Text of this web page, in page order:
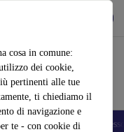
cosa in comune:
dei cookie,
pertinenti alle tue
ti chiediamo il
di navigazione e
te - con cookie di
Tablet Smartwatch